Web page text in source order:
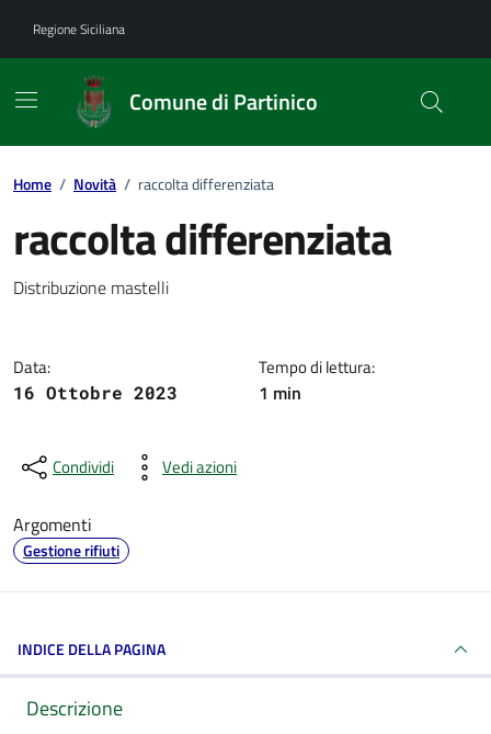
Regione Siciliana
Comune di Partinico
Home / Novità / raccolta differenziata
raccolta differenziata
Dettagli della notizia
Distribuzione mastelli
Data:
16 Ottobre 2023
Tempo di lettura:
1 min
Condividi Vedi azioni
Argomenti
Gestione rifiuti
INDICE DELLA PAGINA
Descrizione